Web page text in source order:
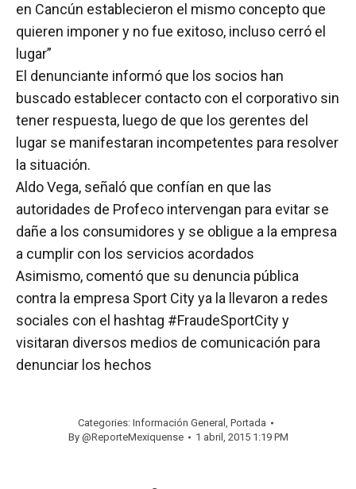
en Cancún establecieron el mismo concepto que
quieren imponer y no fue exitoso, incluso cerró el
lugar”
El denunciante informó que los socios han
buscado establecer contacto con el corporativo sin
tener respuesta, luego de que los gerentes del
lugar se manifestaran incompetentes para resolver
la situación.
Aldo Vega, señaló que confían en que las
autoridades de Profeco intervengan para evitar se
dañe a los consumidores y se obligue a la empresa
a cumplir con los servicios acordados
Asimismo, comentó que su denuncia pública
contra la empresa Sport City ya la llevaron a redes
sociales con el hashtag #FraudeSportCity y
visitaran diversos medios de comunicación para
denunciar los hechos
Categories: Información General , Portada
By @ReporteMexiquense 1 abril, 2015 1:19 PM